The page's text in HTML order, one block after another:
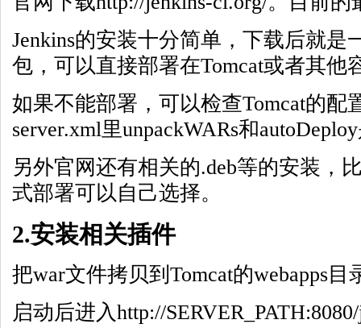
Jenkins的安装十分简单，下载后就是
包，可以直接部署在Tomcat或者其他
如果不能部署，可以检查Tomcat的配
server.xml里unpackWARs和
另外官网还有相关的.deb等的安装，
式部署可以自己选择。
2.安装相关插件
把war文件拷贝到Tomcat的webapps目
启动后进入http://